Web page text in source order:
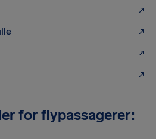
for flypassagerer: